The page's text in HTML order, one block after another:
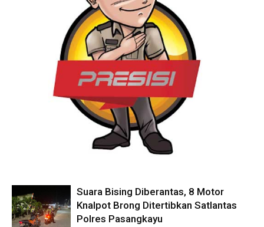
Suara Bising Diberantas, 8 Motor
Knalpot Brong Ditertibkan Satlantas
Polres Pasangkayu